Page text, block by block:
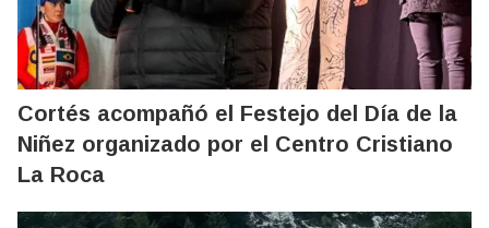
Cortés acompañó el Festejo del Día de la
Niñez organizado por el Centro Cristiano
La Roca